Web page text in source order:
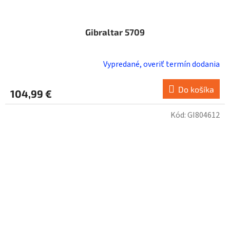
Gibraltar 5709
Vypredané, overiť termín dodania
104,99 € Do košíka
Kód:GI804612